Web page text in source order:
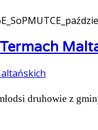
druhowie z